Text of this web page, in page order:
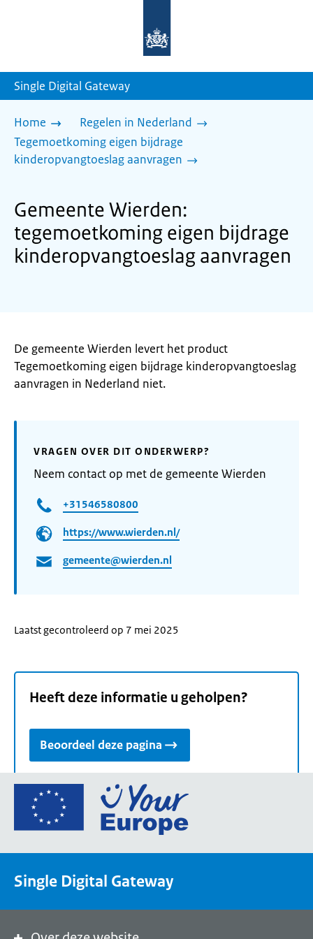
homepage
Single Digital Gateway
Home
Regelen in Nederland
Tegemoetkoming eigen bijdrage
kinderopvangtoeslag aanvragen
Gemeente Wierden:
tegemoetkoming eigen bijdrage
kinderopvangtoeslag aanvragen
De gemeente Wierden levert het product
Tegemoetkoming eigen bijdrage kinderopvangtoeslag
aanvragen in Nederland niet.
VRAGEN OVER DIT ONDERWERP?
Neem contact op met de gemeente Wierden
+31546580800
https://www.wierden.nl/
gemeente@wierden.nl
Laatst gecontroleerd op 7 mei 2025
Heeft deze informatie u geholpen?
Beoordeel deze pagina
Ga
de
een
Single Digital Gateway